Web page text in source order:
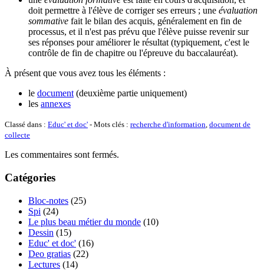
doit permettre à l'élève de corriger ses erreurs ; une évaluation
sommative fait le bilan des acquis, généralement en fin de
processus, et il n'est pas prévu que l'élève puisse revenir sur
ses réponses pour améliorer le résultat (typiquement, c'est le
contrôle de fin de chapitre ou l'épreuve du baccalauréat).
À présent que vous avez tous les éléments :
le document (deuxième partie uniquement)
les annexes
Classé dans : Educ' et doc' - Mots clés : recherche d'information, document de
collecte
Les commentaires sont fermés.
Catégories
Bloc-notes (25)
Spi (24)
Le plus beau métier du monde (10)
Dessin (15)
Educ' et doc' (16)
Deo gratias (22)
Lectures (14)